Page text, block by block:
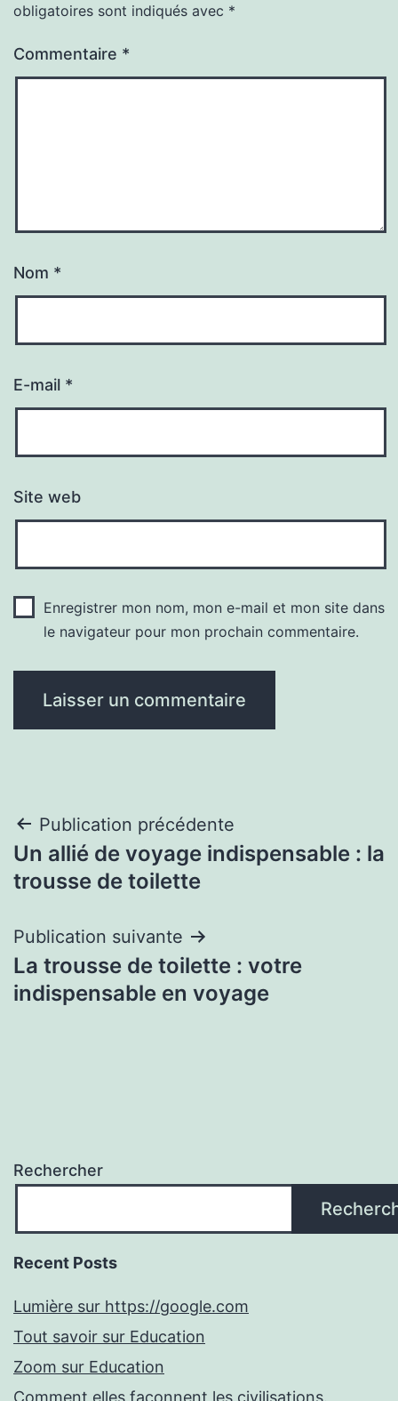
obligatoires sont indiqués avec *
Commentaire *
Nom *
E-mail *
Site web
Enregistrer mon nom, mon e-mail et mon site dans
le navigateur pour mon prochain commentaire.
Navigation
de
Publication précédente
Un allié de voyage indispensable : la
trousse de toilette
Publication suivante
La trousse de toilette : votre
indispensable en voyage
Rechercher
Recent Posts
Lumière sur https://google.com
Tout savoir sur Education
Zoom sur Education